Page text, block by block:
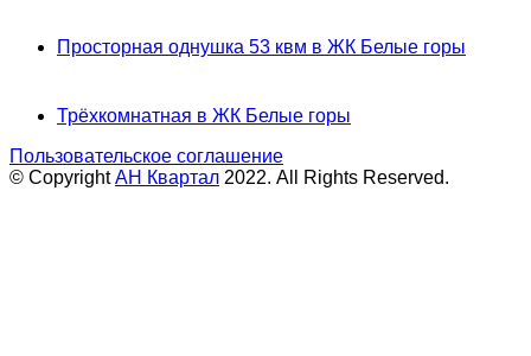
Просторная однушка 53 квм в ЖК Белые горы
Трёхкомнатная в ЖК Белые горы
Пользовательское соглашение
© CopyrightАН Квартал 2022. All Rights Reserved.